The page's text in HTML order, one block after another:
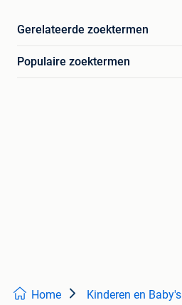
Gerelateerde zoektermen
Populaire zoektermen
Home Kinderen en Baby's